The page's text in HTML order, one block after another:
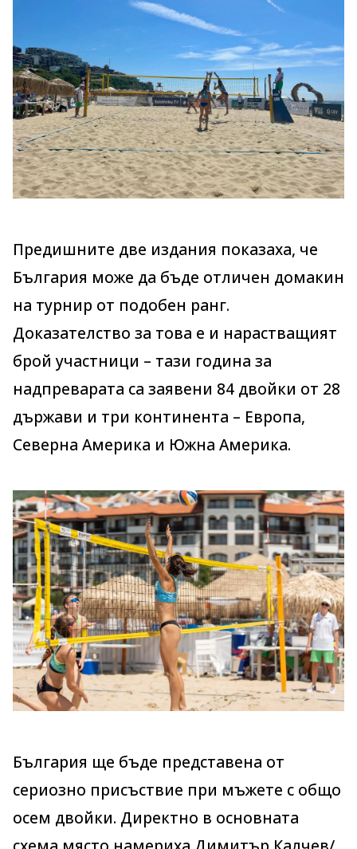
Предишните две издания показаха, че
България може да бъде отличен домакин
на турнир от подобен ранг.
Доказателство за това е и нарастващият
брой участници – тази година за
надпреварата са заявени 84 двойки от 28
държави и три континента – Европа,
Северна Америка и Южна Америка.
България ще бъде представена от
сериозно присъствие при мъжете с общо
осем двойки. Директно в основната